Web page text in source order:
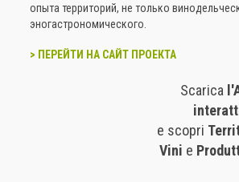
опыта территорий, не только
эногастрономического.
> ПЕРЕЙТИ НА САЙТ ПРОЕКТА
Scarica
e scopri
Vini e